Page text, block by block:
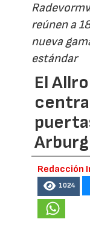
reúnen a
nueva
estándar
El
Redacción
1024